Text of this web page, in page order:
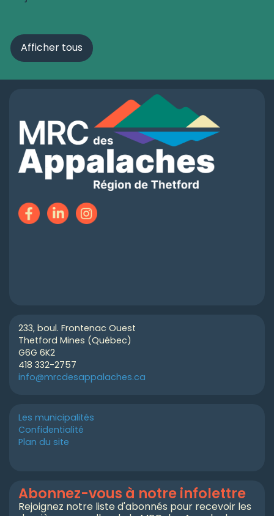
Afficher tous
233, boul. Frontenac Ouest
Thetford Mines (Québec)
G6G 6K2
418 332-2757
info@mrcdesappalaches.ca
Les municipalités
Confidentialité
Plan du site
Abonnez-vous à notre infolettre
Rejoignez notre liste d'abonnés pour recevoir les